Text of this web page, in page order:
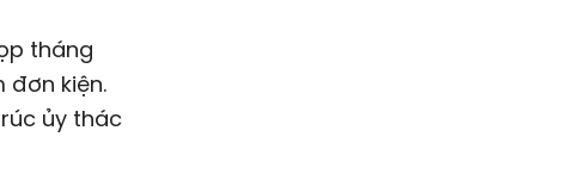
tháng
đơn kiện.
ủy thác